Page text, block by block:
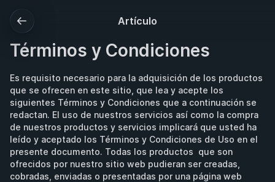
Artículo
Términos y Condiciones
Es requisito necesario para la adquisición de los productos
que se ofrecen en este sitio, que lea y acepte los
siguientes Términos y Condiciones que a continuación se
redactan. El uso de nuestros servicios así como la compra
de nuestros productos y servicios implicará que usted ha
leído y aceptado los Términos y Condiciones de Uso en el
presente documento. Todas los productos  que son
ofrecidos por nuestro sitio web pudieran ser creadas,
cobradas, enviadas o presentadas por una página web